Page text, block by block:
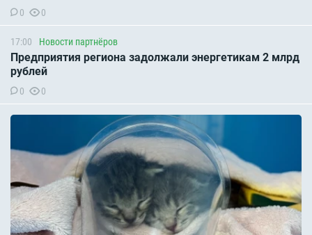
0 0
17:00 Новости партнёров
Предприятия региона задолжали энергетикам 2 млрд
рублей
0 0